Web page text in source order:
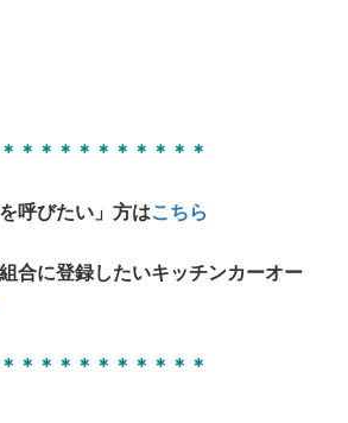
＊＊＊＊＊＊＊＊＊＊
呼びたい」方はこちら
合に登録したいキッチンカーオー
＊＊＊＊＊＊＊＊＊＊